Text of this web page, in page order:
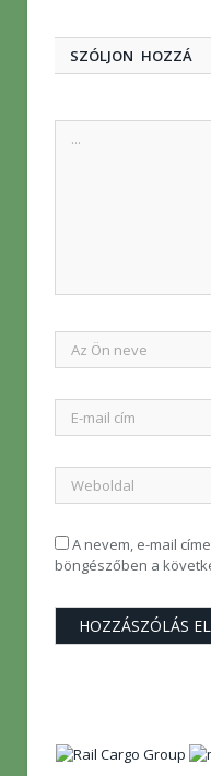
SZÓLJON HOZZÁ
A nevem, e-mail
böngészőben a